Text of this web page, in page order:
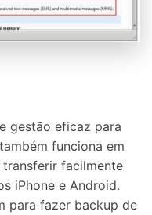
gestão eficaz para
funciona em
facilmente
iPhone e Android.
para fazer backup de